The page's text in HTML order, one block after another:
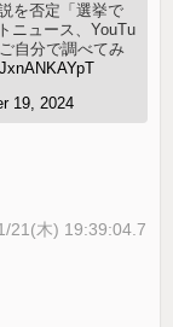
を否定「選挙で
ニュース、YouTu
自分で調べてみ
19, 2024
21(木) 19:39:04.7